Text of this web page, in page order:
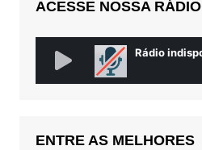
ACESSE NOSSA RÁDIO
ENTRE AS MELHORES